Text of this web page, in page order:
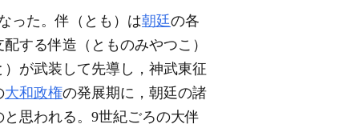
った。伴（とも）は朝廷の各
する伴造（とものみやつこ）
が武装して先導し，神武東征
大和政権の発展期に，朝廷の諸
思われる。9世紀ごろの大伴